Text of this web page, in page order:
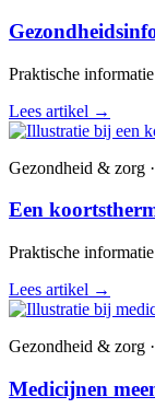
Praktische
Lees artikel →
Gezondheid & zorg
Een
Praktische
Lees artikel →
Gezondheid & zorg
Medicijnen